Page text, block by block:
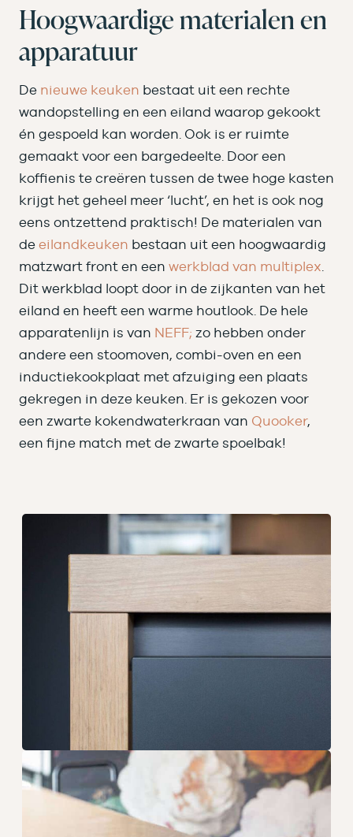
Hoogwaardige materialen en
apparatuur
De nieuwe keuken bestaat uit een rechte
wandopstelling en een eiland waarop gekookt
én gespoeld kan worden. Ook is er ruimte
gemaakt voor een bargedeelte. Door een
koffienis te creëren tussen de twee hoge kasten
krijgt het geheel meer ‘lucht’, en het is ook nog
eens ontzettend praktisch! De materialen van
de eilandkeuken bestaan uit een hoogwaardig
matzwart front en een werkblad van multiplex.
Dit werkblad loopt door in de zijkanten van het
eiland en heeft een warme houtlook. De hele
apparatenlijn is van NEFF; zo hebben onder
andere een stoomoven, combi-oven en een
inductiekookplaat met afzuiging een plaats
gekregen in deze keuken. Er is gekozen voor
een zwarte kokendwaterkraan van Quooker,
een fijne match met de zwarte spoelbak!